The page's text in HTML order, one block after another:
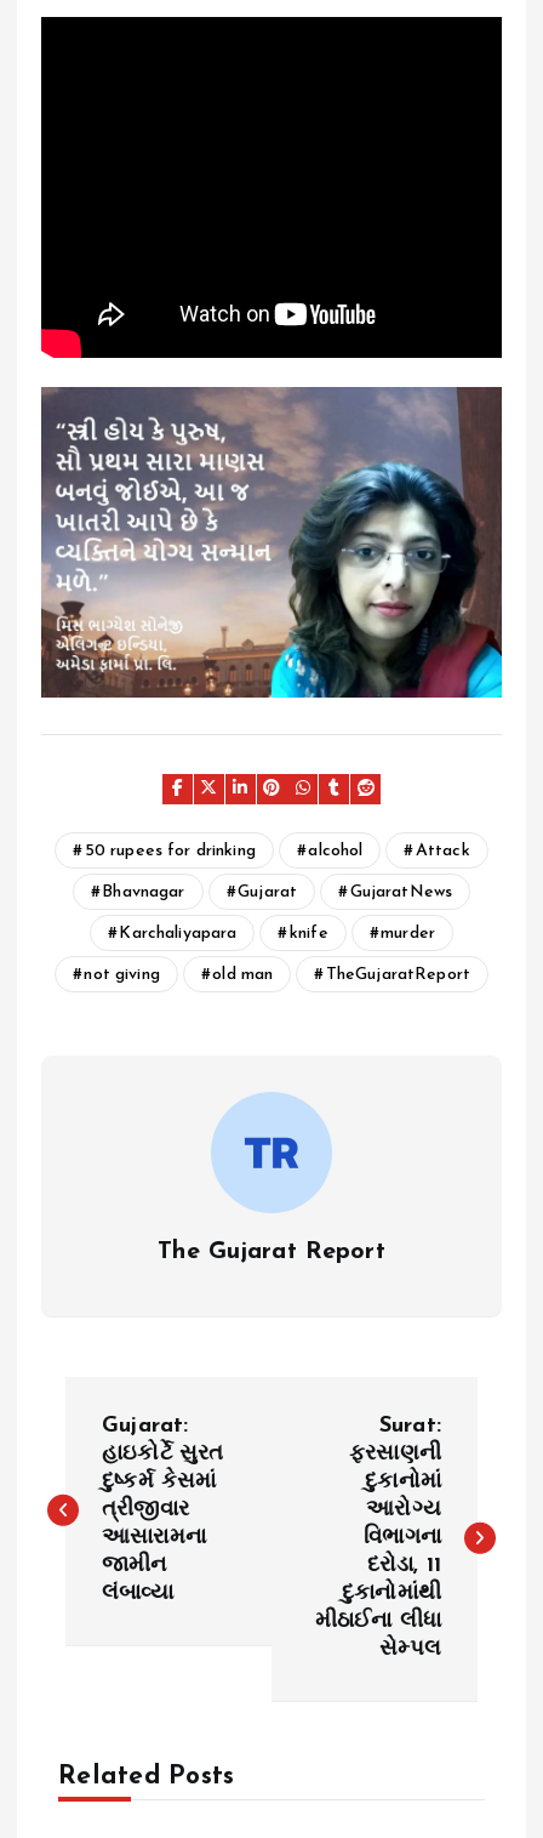
50 rupees for drinking alcohol Attack
Bhavnagar Gujarat GujaratNews
Karchaliyapara knife murder
not giving old man TheGujaratReport
The Gujarat Report
s
v
Gujarat:
હાઇકોર્ટે સુરત
દુષ્કર્મ કેસમાં
ત્રીજીવાર
આસારામના
જામીન
લંબાવ્યા
Surat:
ફરસાણની
દુકાનોમાં
આરોગ્ય
વિભાગના
દરોડા, 11
દુકાનોમાંથી
મીઠાઈના લીધા
સેમ્પલ
Related Posts